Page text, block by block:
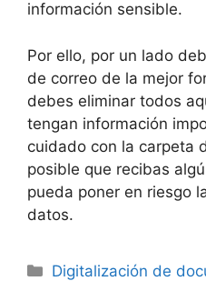
información sensible.
Por ello, por un lado
de correo de la mejor
debes eliminar todos
tengan información
cuidado con la carpeta
posible que recibas
pueda poner en riesgo
datos.
Categorías
Digitalización de